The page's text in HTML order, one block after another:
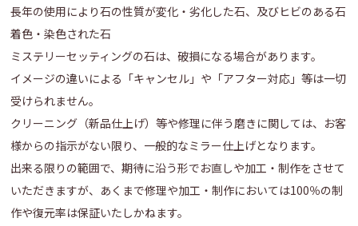
長年の使用により石の性質が変化・劣化した石、及びヒビのある石
着色・染色された石
ミステリーセッティングの石は、破損になる場合があります。
イメージの違いによる「キャンセル」や「アフター対応」等は一切
受けられません。
クリーニング（新品仕上げ）等や修理に伴う磨きに関しては、お客
様からの指示がない限り、一般的なミラー仕上げとなります。
出来る限りの範囲で、期待に沿う形でお直しや加工・制作をさせて
いただきますが、あくまで修理や加工・制作においては100％の制
作や復元率は保証いたしかねます。